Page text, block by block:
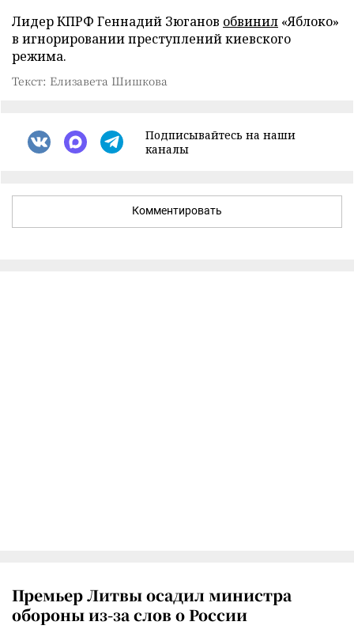
Лидер КПРФ Геннадий Зюганов обвинил «Яблоко»
в игнорировании преступлений киевского
режима.
Текст: Елизавета Шишкова
Подписывайтесь на наши
каналы
Комментировать
Премьер Литвы осадил министра
обороны из-за слов о России